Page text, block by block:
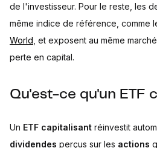
de l'investisseur. Pour le reste, les
même indice de référence, comme
World , et exposent au même
perte en capital.
Qu'est-ce qu'un ETF
Un ETF capitalisant réinvestit
dividendes perçus sur les actions